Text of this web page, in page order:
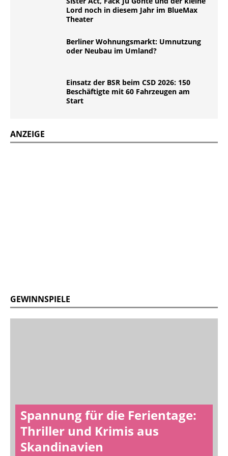
Lord noch in diesem Jahr im BlueMax
Theater
Berliner Wohnungsmarkt: Umnutzung
oder Neubau im Umland?
Einsatz der BSR beim CSD 2026: 150
Beschäftigte mit 60 Fahrzeugen am
Start
ANZEIGE
GEWINNSPIELE
Spannung für die Ferientage:
Thriller und Krimis aus
Skandinavien